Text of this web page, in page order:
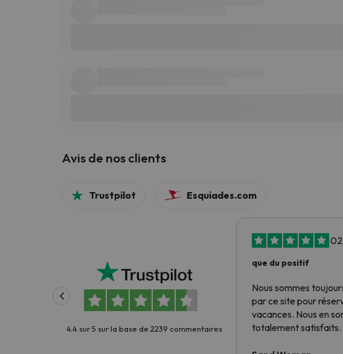
Avis de nos clients
Trustpilot Esquiades.com
4.4 sur 5 sur la base de 2239 commentaires
que du positif
Nous sommes
par ce site pour
vacances. Nous en
totalement satisfaits.